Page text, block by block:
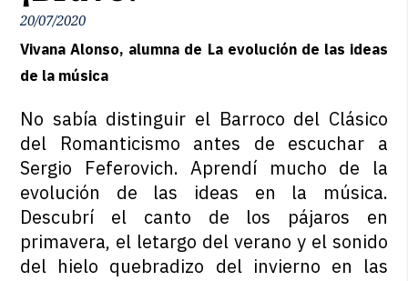
20/07/2020
Vivana Alonso, alumna de La evolución de las ideas
de la música
No sabía distinguir el Barroco del Clásico
del Romanticismo antes de escuchar a
Sergio Feferovich. Aprendí mucho de la
evolución de las ideas en la música.
Descubrí el canto de los pájaros en
primavera, el letargo del verano y el sonido
del hielo quebradizo del invierno en las